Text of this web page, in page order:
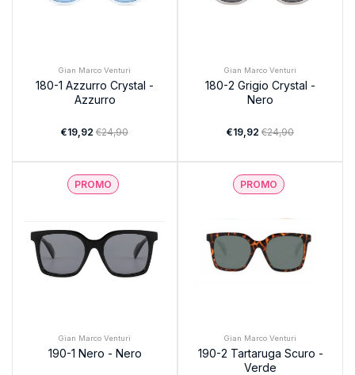
Gian Marco Venturi
180-1 Azzurro Crystal -
Azzurro
€19,92 €24,90
Gian Marco Venturi
180-2 Grigio Crystal -
Nero
€19,92 €24,90
PROMO
Gian Marco Venturi
190-1 Nero - Nero
PROMO
Gian Marco Venturi
190-2 Tartaruga Scuro -
Verde